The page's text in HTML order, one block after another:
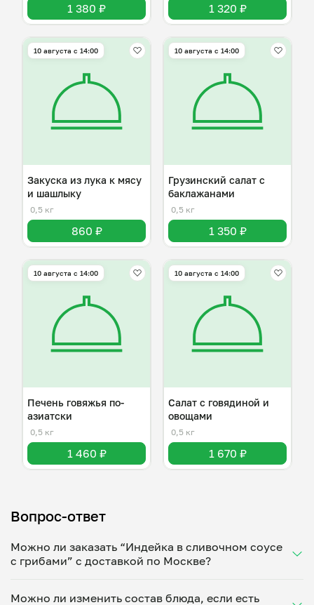
1 380 ₽ 1 320 ₽
10 августа с 14:00
Закуска из лука к мясу
и шашлыку
0,5 кг
860 ₽
10 августа с 14:00
Грузинский салат с
баклажанами
0,5 кг
1 350 ₽
10 августа с 14:00
Печень говяжья по-
азиатски
0,5 кг
1 460 ₽
10 августа с 14:00
Салат с говядиной и
овощами
0,5 кг
1 670 ₽
Вопрос-ответ
Можно ли заказать “Индейка в сливочном соусе
с грибами” с доставкой по Москве?
Укажите удобное время — и получите свежее
Можно ли изменить состав блюда, если есть